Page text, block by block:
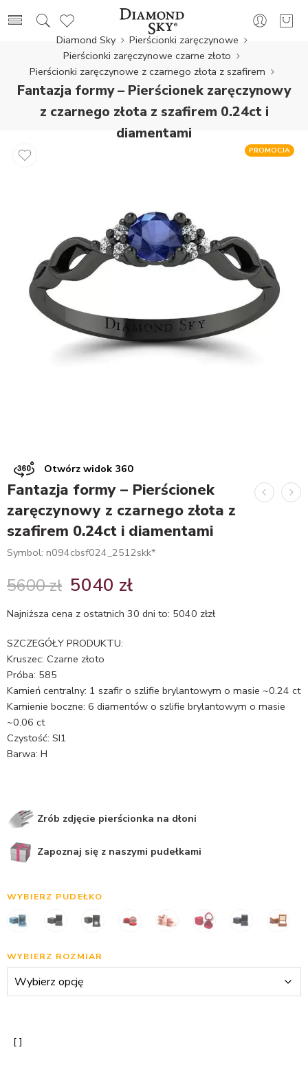
Diamond Sky
Pierścionki zaręczynowe
Pierścionki zaręczynowe czarne złoto
Pierścionki zaręczynowe z czarnego złota z szafirem
Fantazja formy – Pierścionek zaręczynowy
z czarnego złota z szafirem 0.24ct i
diamentami
PROMOCJA
Otwórz widok 360
Fantazja formy – Pierścionek
zaręczynowy z czarnego złota z
szafirem 0.24ct i diamentami
Symbol: n094cbsf024_2512skk*
5600zł 5040 zł
Najniższa cena z ostatnich 30 dni to: 5040 złzł
SZCZEGÓŁY PRODUKTU:
Kruszec: Czarne złoto
Próba: 585
Kamień centralny: 1 szafir o szlifie brylantowym o masie ~0.24 ct
Kamienie boczne: 6 diamentów o szlifie brylantowym o masie
~0.06 ct
Czystość: SI1
Barwa: H
Zrób zdjęcie pierścionka na dłoni
Zapoznaj się z naszymi pudełkami
WYBIERZ PUDEŁKO
WYBIERZ ROZMIAR